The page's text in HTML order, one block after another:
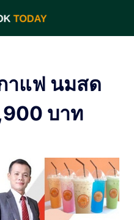
าแฟ นมสด
บาท